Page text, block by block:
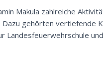
Makula zahlreiche
gehörten vertiefende
Landesfeuerwehrschule